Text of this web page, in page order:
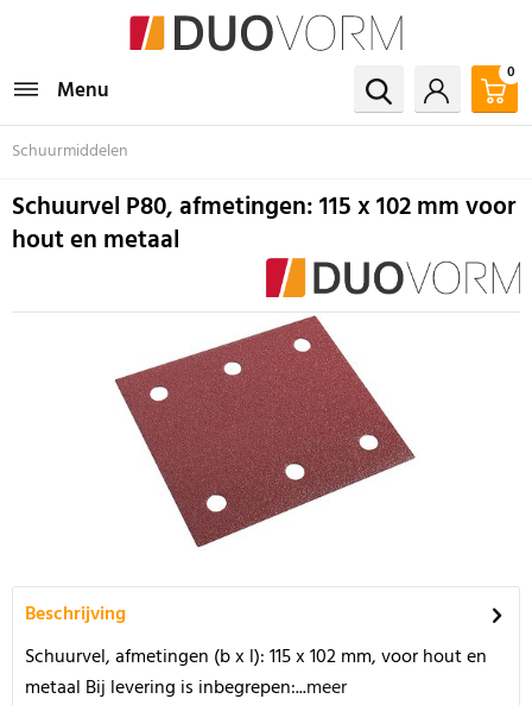
Menu
0
Schuurmiddelen
Schuurvel P80, afmetingen: 115 x 102 mm voor
hout en metaal
Beschrijving
Schuurvel, afmetingen (b x l): 115 x 102 mm, voor hout en
metaal Bij levering is inbegrepen:...meer